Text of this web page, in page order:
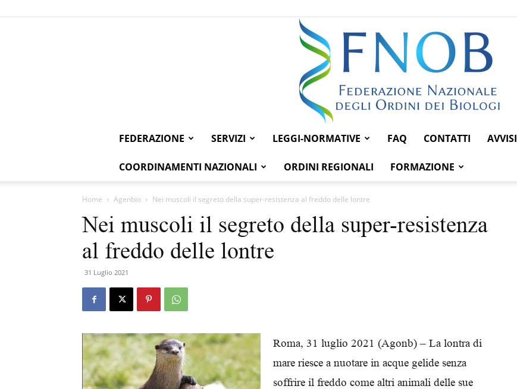
Federazione
FEDERAZIONE SERVIZI LEGGI-NORMATIVE FAQ CONTATTI AVVISI
COORDINAMENTI NAZIONALI ORDINI REGIONALI FORMAZIONE
Home Agenbio Nei muscoli il segreto della super-resistenza al freddo delle lontre
Nei muscoli il segreto della super-resistenza
al freddo delle lontre
31 Luglio 2021
Roma, 31 luglio 2021 (Agonb) – La lontra di
mare riesce a nuotare in acque gelide senza
soffrire il freddo come altri animali delle sue